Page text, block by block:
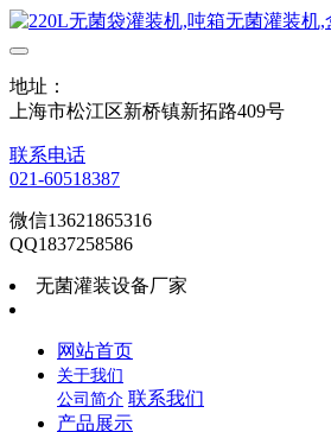
地址：
上海市松江区新桥镇新拓路409号
联系电话
021-60518387
微信13621865316
QQ1837258586
无菌灌装设备厂家
网站首页
关于我们
公司简介 联系我们
产品展示